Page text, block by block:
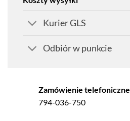
Kurier GLS
Odbiór w punkcie
Zamówienie telefoniczne
794-036-750